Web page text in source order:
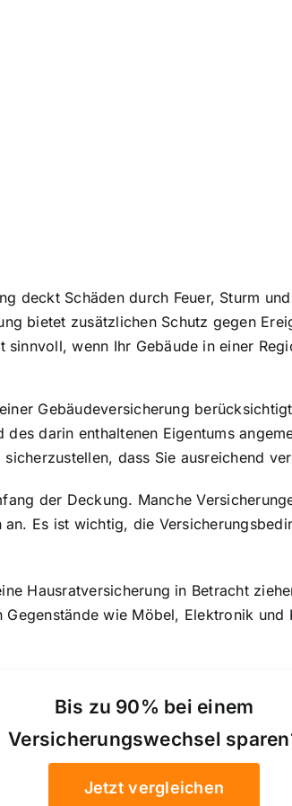
deckt Schäden durch Feuer, Sturm
bietet zusätzlichen Schutz gegen
wenn Ihr Gebäude in einer
Gebäudeversicherung
des darin enthaltenen Eigentums
dass Sie ausreichend
der Deckung. Manche
Es ist wichtig, die
Hausratversicherung in Betracht
wie Möbel, Elektronik
Bis zu 90% bei einem
Versicherungswechsel
Jetzt vergleichen